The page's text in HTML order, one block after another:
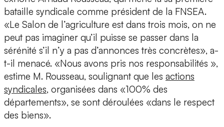
bataille syndicale comme président de la FNSEA.
«Le Salon de l’agriculture est dans trois mois, on ne
peut pas imaginer qu’il puisse se passer dans la
sérénité s’il n’y a pas d’annonces très concrètes», a-
t-il menacé. «Nous avons pris nos responsabilités »,
estime M. Rousseau, soulignant que les actions
syndicales, organisées dans «100% des
départements», se sont déroulées «dans le respect
des biens».